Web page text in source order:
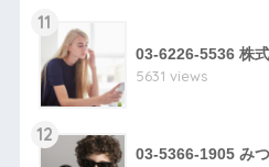
11
03-6226-5536 株
5631 views
12
03-5366-1905 み